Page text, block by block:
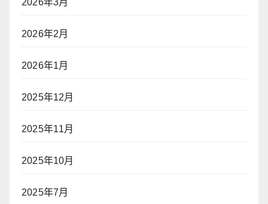
2026年2月
2026年1月
2025年12月
2025年11月
2025年10月
2025年7月